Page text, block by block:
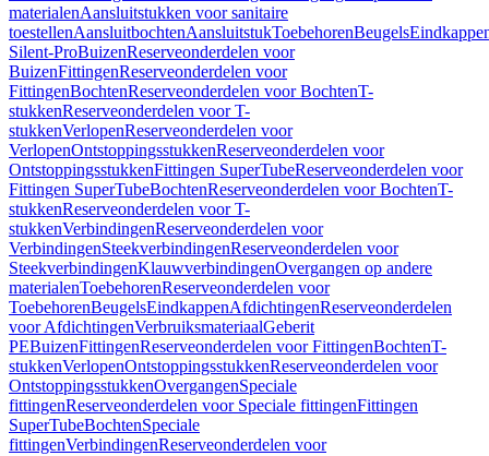
materialenAansluitstukken voor sanitaire
toestellenAansluitbochtenAansluitstukToebehorenBeugels
Silent-ProBuizenReserveonderdelen voor
BuizenFittingenReserveonderdelen voor
FittingenBochtenReserveonderdelen voor BochtenT-
stukkenReserveonderdelen voor T-
stukkenVerlopenReserveonderdelen voor
VerlopenOntstoppingsstukkenReserveonderdelen voor
OntstoppingsstukkenFittingen SuperTubeReserveonderdelen voor
Fittingen SuperTubeBochtenReserveonderdelen voor BochtenT-
stukkenReserveonderdelen voor T-
stukkenVerbindingenReserveonderdelen voor
VerbindingenSteekverbindingenReserveonderdelen voor
SteekverbindingenKlauwverbindingenOvergangen op andere
materialenToebehorenReserveonderdelen voor
ToebehorenBeugelsEindkappenAfdichtingenReserveonderdelen
voor AfdichtingenVerbruiksmateriaalGeberit
PEBuizenFittingenReserveonderdelen voor FittingenBochtenT-
stukkenVerlopenOntstoppingsstukkenReserveonderdelen voor
OntstoppingsstukkenOvergangenSpeciale
fittingenReserveonderdelen voor Speciale fittingenFittingen
SuperTubeBochtenSpeciale
fittingenVerbindingenReserveonderdelen voor